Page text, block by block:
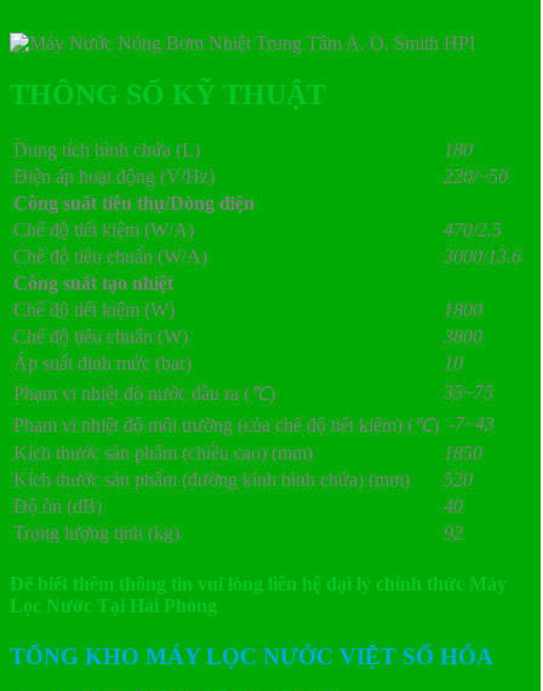
THÔNG SỐ KỸ THUẬT
Dung tích bình chứa (L)
180
Điện áp hoạt động (V/Hz)
220/~50
Công suất tiêu thụ/Dòng điện
Chế độ tiết kiệm (W/A)
470/2.5
Chế độ tiêu chuẩn (W/A)
3000/13.6
Công suất tạo nhiệt
Chế độ tiết kiệm (W)
1800
Chế độ tiêu chuẩn (W)
3800
Áp suất định mức (bar)
10
Phạm vi nhiệt độ nước đầu ra (℃)
35~75
Phạm vi nhiệt độ môi trường (của chế độ tiết kiệm) (℃) -7~43
Kích thước sản phẩm (chiều cao) (mm)
1850
Kích thước sản phẩm (đường kính bình chứa) (mm)
520
Độ ồn (dB)
40
Trọng lượng tịnh (kg)
92
Để biết thêm thông tin vui lòng liên hệ đại lý chính thức Máy
Lọc Nước Tại Hải Phòng
TỔNG KHO MÁY LỌC NƯỚC VIỆT SỐ HÓA